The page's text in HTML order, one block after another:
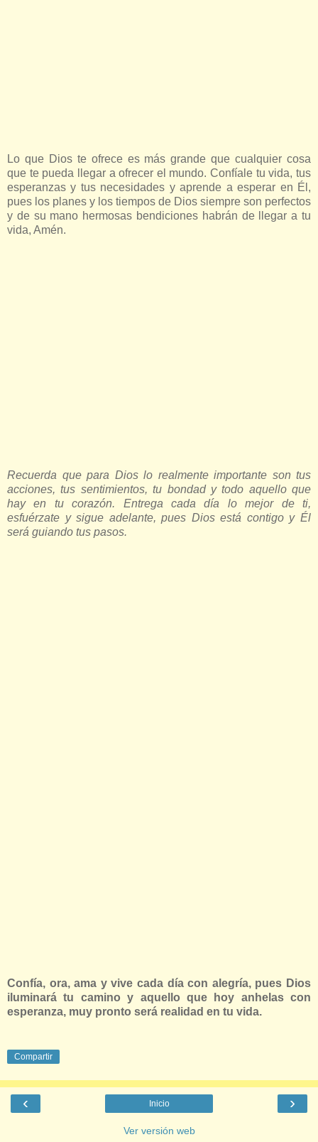
Lo que Dios te ofrece es más grande que cualquier cosa
que te pueda llegar a ofrecer el mundo. Confíale tu vida, tus
esperanzas y tus necesidades y aprende a esperar en Él,
pues los planes y los tiempos de Dios siempre son perfectos
y de su mano hermosas bendiciones habrán de llegar a tu
vida, Amén.
Recuerda que para Dios lo realmente importante son tus
acciones, tus sentimientos, tu bondad y todo aquello que
hay en tu corazón. Entrega cada día lo mejor de ti,
esfuérzate y sigue adelante, pues Dios está contigo y Él
será guiando tus pasos.
Confía, ora, ama y vive cada día con alegría, pues Dios
iluminará tu camino y aquello que hoy anhelas con
esperanza, muy pronto será realidad en tu vida.
Compartir
‹ ›
Inicio
Ver versión web